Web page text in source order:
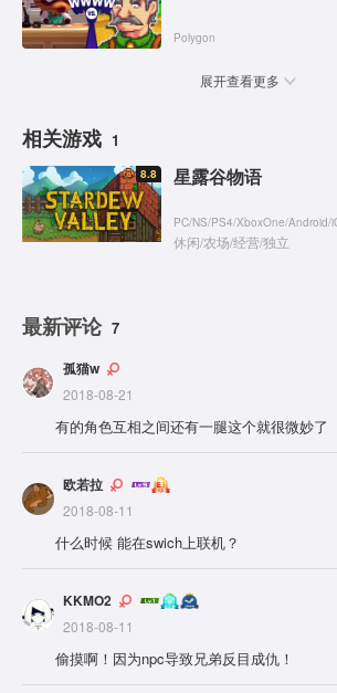
Polygon
展开查看更多
相关游戏 1
8.8 星露谷物语
PC/NS/PS4/XboxOne/Android/
休闲/农场/经营/独立
最新评论 7
孤猫w
2018-08-21
有的角色互相之间还有一腿这个就很微妙了
欧若拉
2018-08-11
什么时候 能在swich上联机？
KKMO2
2018-08-11
偷摸啊！因为npc导致兄弟反目成仇！